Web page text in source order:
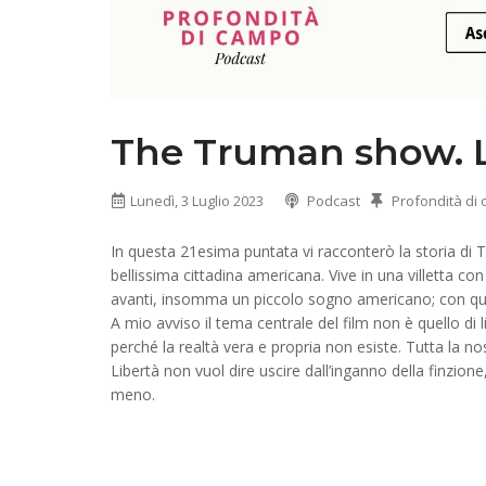
The Truman show.
Lunedì, 3 Luglio 2023 Podcast Profondità di
In questa 21esima puntata vi racconterò la storia di
bellissima cittadina americana. Vive in una villetta
avanti, insomma un piccolo sogno americano; con
A mio avviso il tema centrale del film non è quello
perché la realtà vera e propria non esiste. Tutta la
Libertà non vuol dire uscire dall’inganno della
meno.